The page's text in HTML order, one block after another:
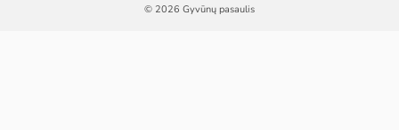
© 2026 Gyvūnų pasaulis